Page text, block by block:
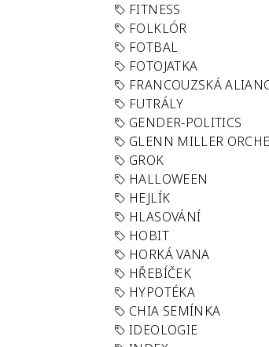
FITNESS
FOLKLÓR
FOTBAL
FOTOJATKA
FRANCOUZSKÁ
FUTRÁLY
GENDER-POLITICS
GLENN MILLER
GROK
HALLOWEEN
HEJLÍK
HLASOVÁNÍ
HOBIT
HORKÁ VANA
HŘEBÍČEK
HYPOTÉKA
CHIA SEMÍNKA
IDEOLOGIE